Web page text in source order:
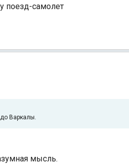
поезд-самолет
Варкалы.
мысль.